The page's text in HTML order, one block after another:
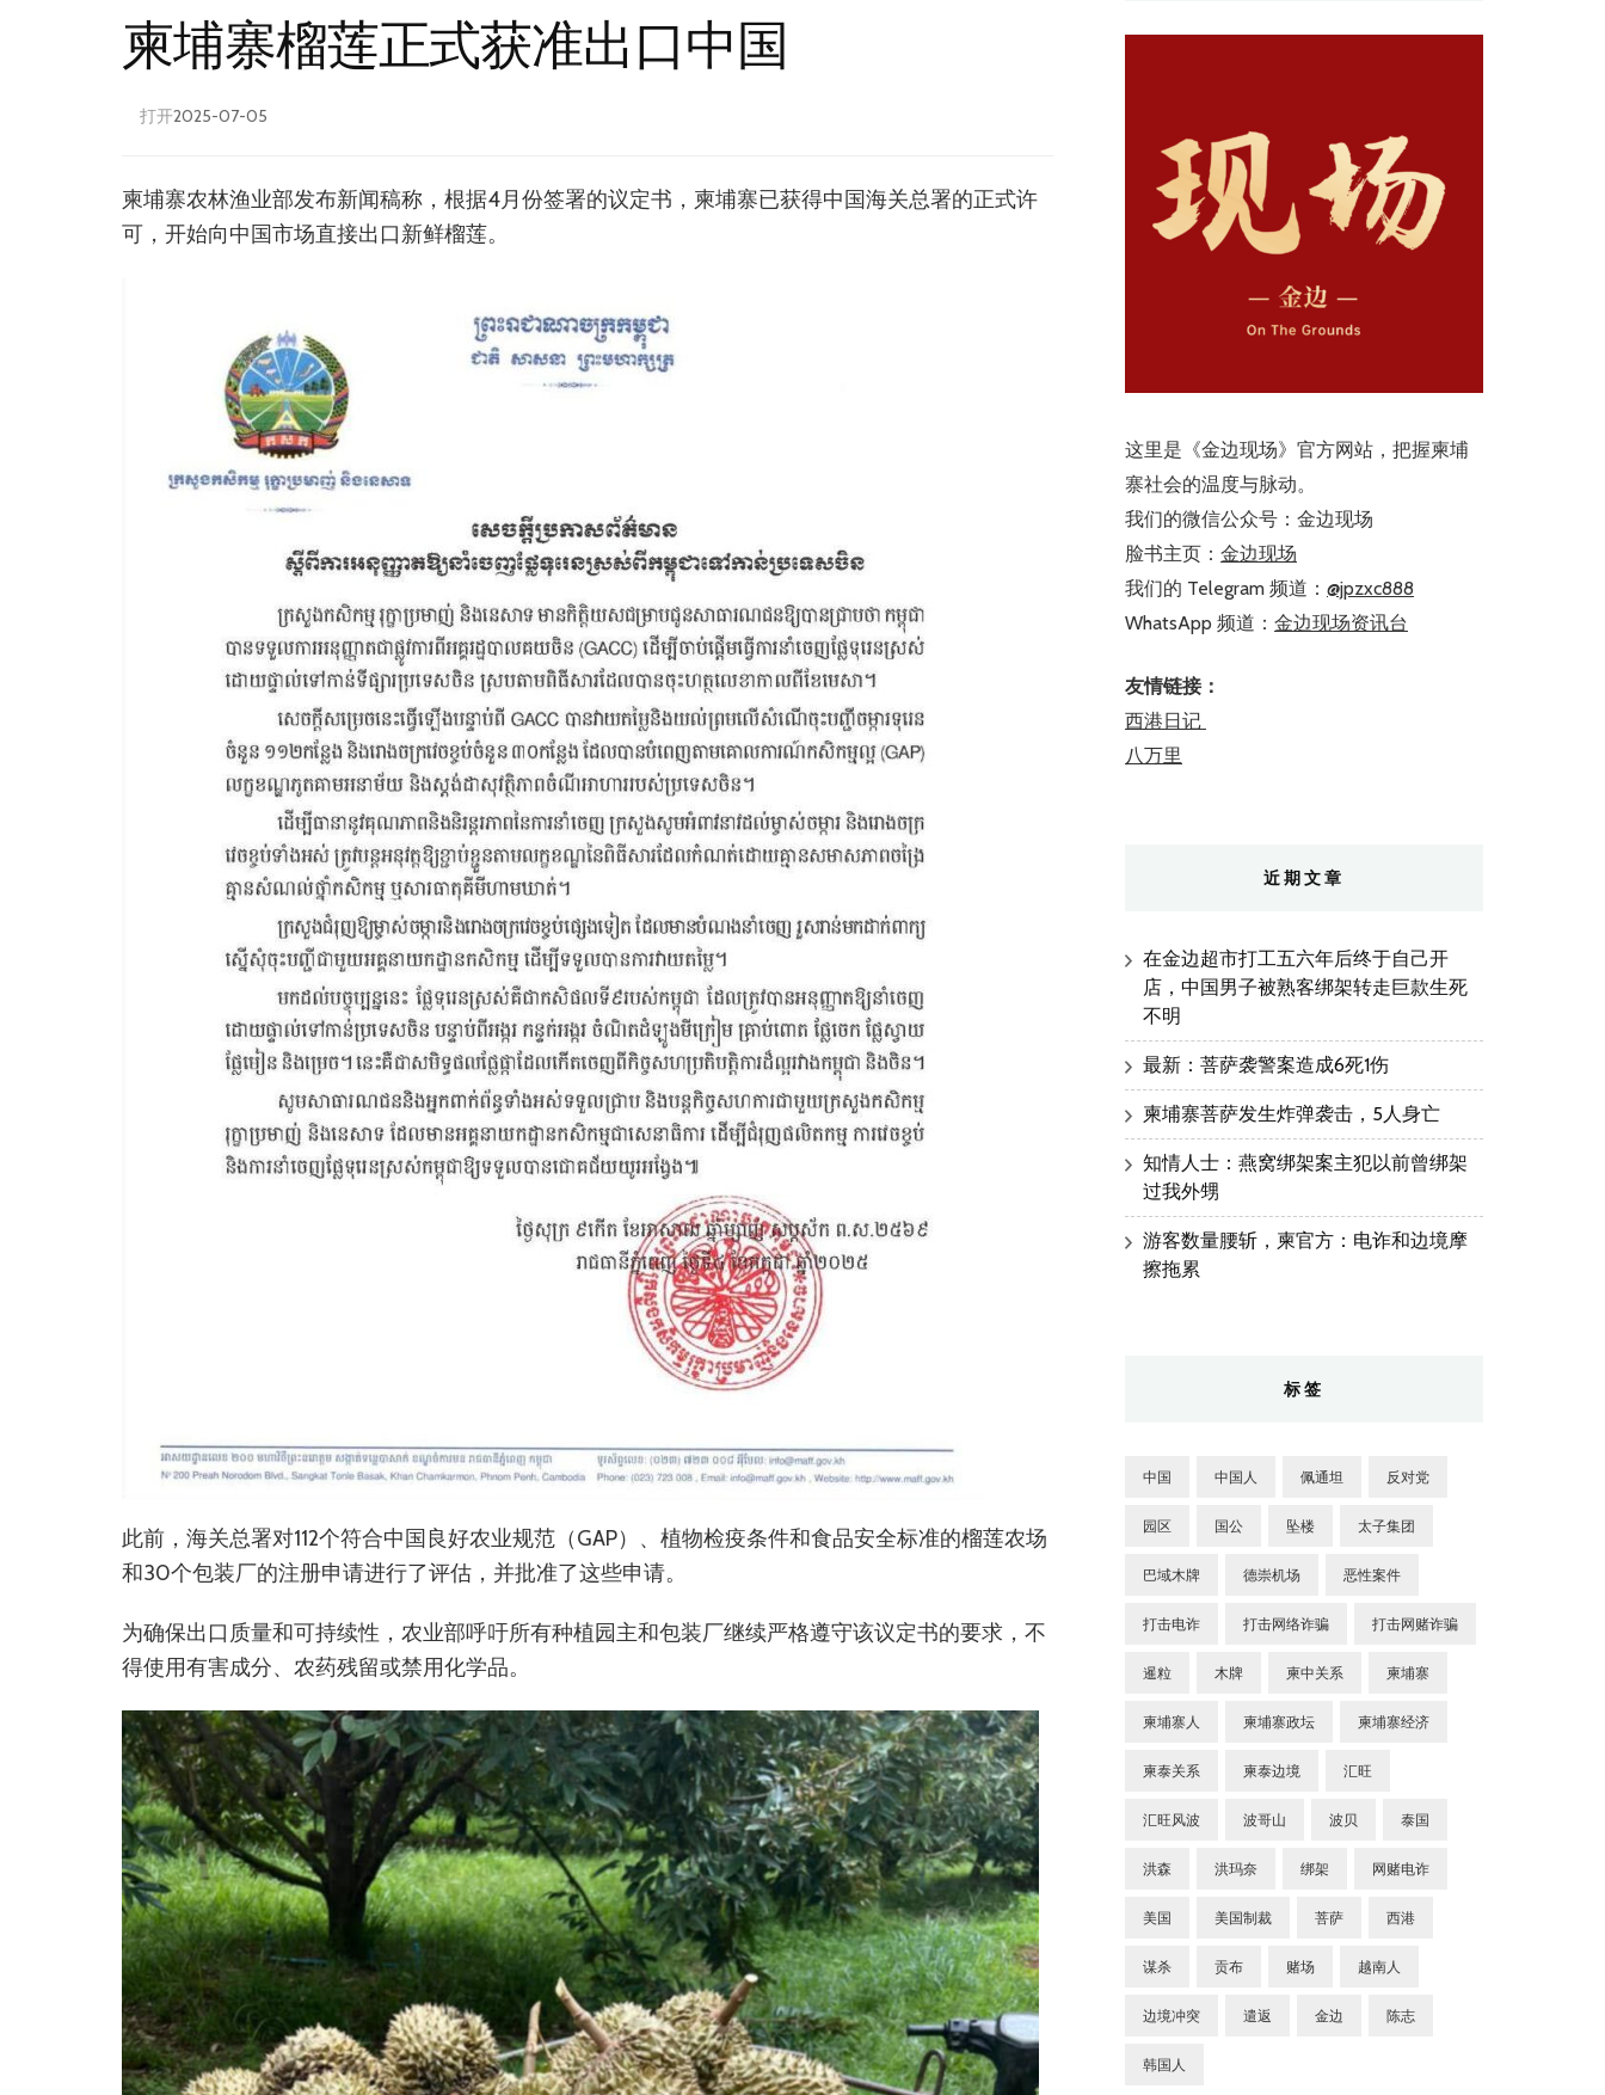
柬埔寨榴莲正式获准出口中国
打开2025-07-05
柬埔寨农林渔业部发布新闻稿称，根据4月份签署的议定书，柬埔寨已获得中国海关总署的正式许
可，开始向中国市场直接出口新鲜榴莲。
此前，海关总署对112个符合中国良好农业规范（GAP）、植物检疫条件和食品安全标准的榴莲农场
和30个包装厂的注册申请进行了评估，并批准了这些申请。
为确保出口质量和可持续性，农业部呼吁所有种植园主和包装厂继续严格遵守该议定书的要求，不
得使用有害成分、农药残留或禁用化学品。
这里是《金边现场》官方网站，把握柬埔
寨社会的温度与脉动。
我们的微信公众号：金边现场
脸书主页： 金边现场
我们的 Telegram 频道： @jpzxc888
WhatsApp 频道： 金边现场资讯台
友情链接：
西港日记
八万里
近期文章
在金边超市打工五六年后终于自己开
店，中国男子被熟客绑架转走巨款生死
不明
最新：菩萨袭警案造成6死1伤
柬埔寨菩萨发生炸弹袭击，5人身亡
知情人士：燕窝绑架案主犯以前曾绑架
过我外甥
游客数量腰斩，柬官方：电诈和边境摩
擦拖累
标签
中国 中国人 佩通坦 反对党
园区 国公 坠楼 太子集团
巴域木牌 德崇机场 恶性案件
打击电诈 打击网络诈骗 打击网赌诈骗
暹粒 木牌 柬中关系 柬埔寨
柬埔寨人 柬埔寨政坛 柬埔寨经济
柬泰关系 柬泰边境 汇旺
汇旺风波 波哥山 波贝 泰国
洪森 洪玛奈 绑架 网赌电诈
美国 美国制裁 菩萨 西港
谋杀 贡布 赌场 越南人
边境冲突 遣返 金边 陈志
韩国人